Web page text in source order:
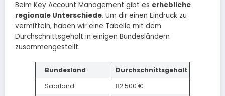
Beim Key Account Management gibt es erhebliche
regionale Unterschiede. Um dir einen Eindruck zu
vermitteln, haben wir eine Tabelle mit dem
Durchschnittsgehalt in einigen Bundesländern
zusammengestellt.
Bundesland
Durchschnittsgehalt
Saarland
82.500 €